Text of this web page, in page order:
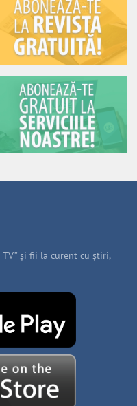
TV” și fii la curent cu știri,